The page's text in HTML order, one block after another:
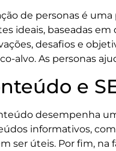
de personas é
ideais, baseadas
desafios e
alvo. As personas
e
desempenha
informativos,
ser úteis. Por fim, na